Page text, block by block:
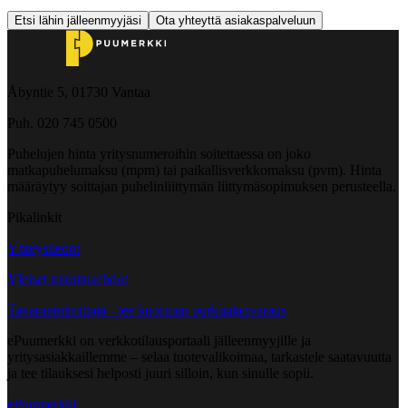
Etsi lähin jälleenmyyjäsi Ota yhteyttä asiakaspalveluun
Åbyntie 5, 01730 Vantaa
Puh. 020 745 0500
Puhelujen hinta yritysnumeroihin soitettaessa on joko
matkapuhelumaksu (mpm) tai paikallisverkkomaksu (pvm). Hinta
määräytyy soittajan puhelinliittymän liittymäsopimuksen perusteella.
Pikalinkit
Yhteystiedot
Yleiset toimitusehdot
Tavarantoimittaja - tee kuorman purkuajanvaraus
ePuumerkki on verkkotilausportaali jälleenmyyjille ja
yritysasiakkaillemme – selaa tuotevalikoimaa, tarkastele saatavuutta
ja tee tilauksesi helposti juuri silloin, kun sinulle sopii.
ePuumerkki